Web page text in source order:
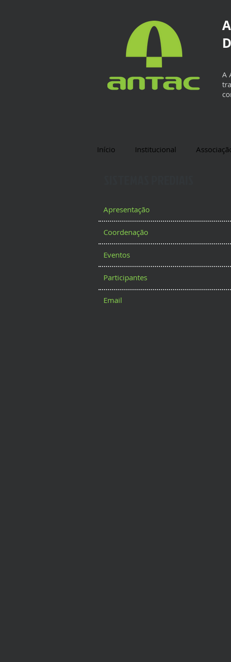
A
Início Institucional
Apresentação
Coordenação
Eventos
Participantes
Email